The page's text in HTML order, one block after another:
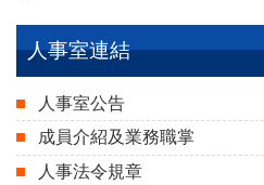
人事室連結
人事室公告
成員介紹及業務職掌
人事法令規章